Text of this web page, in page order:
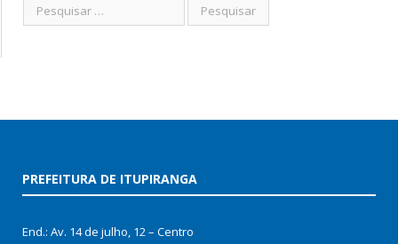
PREFEITURA DE ITUPIRANGA
End.: Av. 14 de julho, 12 – Centro